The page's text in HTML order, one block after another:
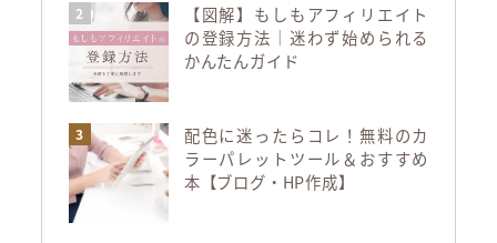
【図解】もしもアフィリエイト
の登録方法｜迷わず始められる
かんたんガイド
配色に迷ったらコレ！無料のカ
ラーパレットツール＆おすすめ
本【ブログ・HP作成】